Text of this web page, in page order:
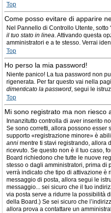
Top
Come posso evitare di apparire
Nel Pannello di Controllo Utente, sotto
il tuo stato in linea. Attivando questa
amministratori e a te stesso. Verrai
Top
Ho perso la mia password!
Niente panico! La tua password non
rigenerata. Per far questo vai nella
dimenticato la password, segui le
Top
Mi sono registrato ma non riesco
Innanzitutto controlla di aver inserito
Se sono corretti, allora possono esser
supporto «registrazione minore» è
anni mentre ti stavi registrando, allora
ricevuto. Se questo non è il tuo caso,
Board richiedono che tutte le nuove
stesso o dagli amministratori, prima di
verrà indicato che tipo di attivazione è
messaggio di posta, allora segui le
messaggio... sei sicuro che il tuo
via posta serve a ridurre la possibilità
della Board.) Se sei sicuro che
allora prova a contattare un